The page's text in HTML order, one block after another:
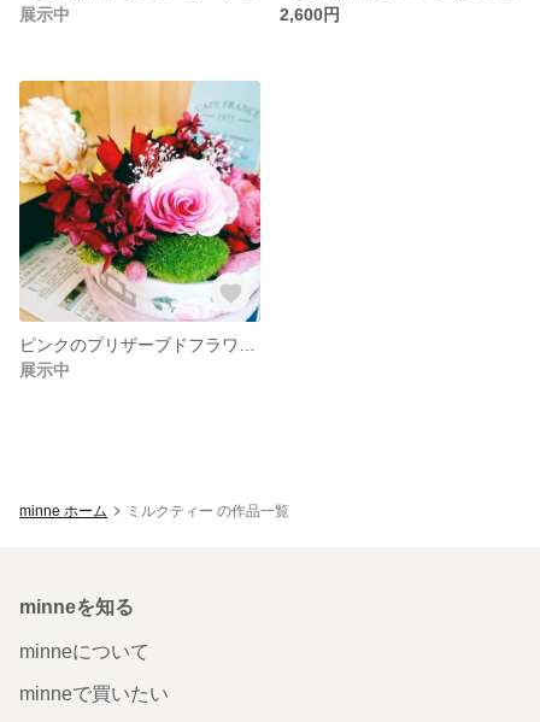
展示中
2,600円
展示中
minne ホーム ミルクティー の作品一覧
minneを知る
minneについて
minneで買いたい